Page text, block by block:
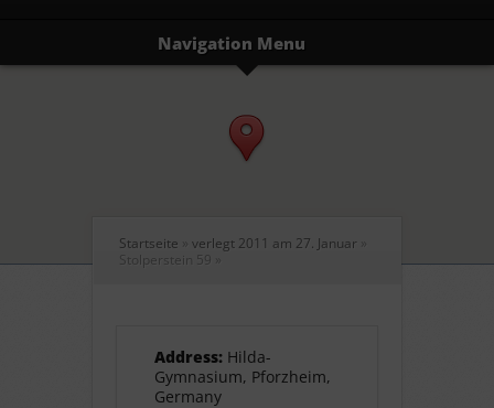
Navigation Menu
Startseite » verlegt 2011 am 27. Januar »
Stolperstein 59 »
Address: Hilda-
Gymnasium, Pforzheim,
Germany